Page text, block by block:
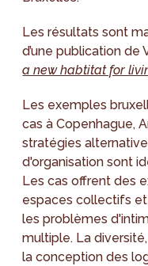
Les résultats sont
d’une publication de
a new habtitat for
Les exemples
cas à Copenhague,
stratégies
d'organisation sont
Les cas offrent des
espaces collectifs
les problèmes
multiple. La
la conception des